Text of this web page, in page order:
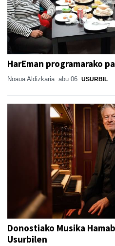
HarEman programarako
Noaua Aldizkaria abu 06 USURBIL
Donostiako Musika
Usurbilen